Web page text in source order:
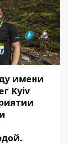
имени
Kyiv